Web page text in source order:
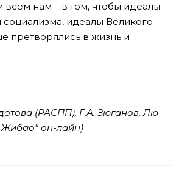
всем нам – в том, чтобы идеалы
социализма, идеалы Великого
претворялись в жизнь и
(РАСПП), Г.А. Зюганов, Лю
он-лайн)